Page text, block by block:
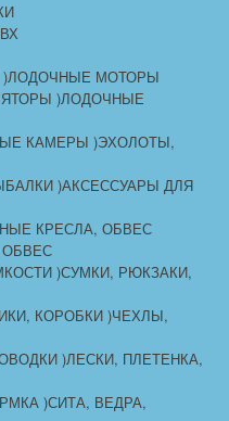
ЛОДОЧНЫЕ МОТОРЫ
)ЛОДОЧНЫЕ
КАМЕРЫ )ЭХОЛОТЫ,
)АКСЕССУАРЫ ДЛЯ
КРЕСЛА, ОБВЕС
)СУМКИ, РЮКЗАКИ,
КОРОБКИ )ЧЕХЛЫ,
)ЛЕСКИ, ПЛЕТЕНКА,
)СИТА, ВЕДРА,